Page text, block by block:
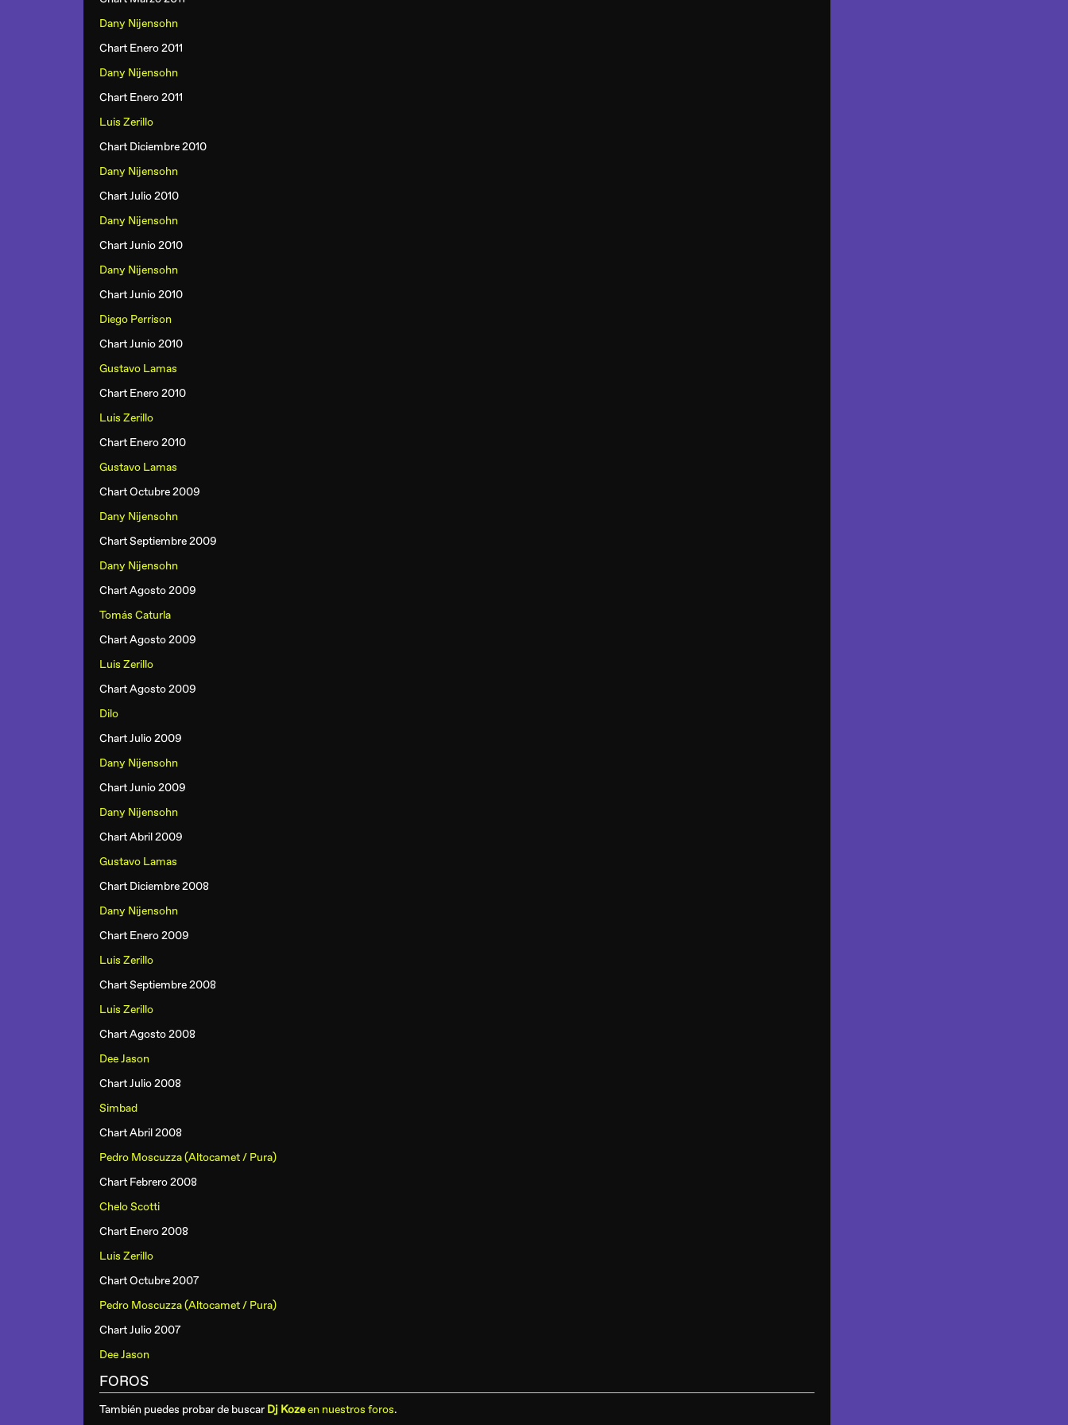
Dany Nijensohn
Chart Enero 2011
Dany Nijensohn
Chart Enero 2011
Luis Zerillo
Chart Diciembre 2010
Dany Nijensohn
Chart Julio 2010
Dany Nijensohn
Chart Junio 2010
Dany Nijensohn
Chart Junio 2010
Diego Perrison
Chart Junio 2010
Gustavo Lamas
Chart Enero 2010
Luis Zerillo
Chart Enero 2010
Gustavo Lamas
Chart Octubre 2009
Dany Nijensohn
Chart Septiembre 2009
Dany Nijensohn
Chart Agosto 2009
Tomás Caturla
Chart Agosto 2009
Luis Zerillo
Chart Agosto 2009
Dilo
Chart Julio 2009
Dany Nijensohn
Chart Junio 2009
Dany Nijensohn
Chart Abril 2009
Gustavo Lamas
Chart Diciembre 2008
Dany Nijensohn
Chart Enero 2009
Luis Zerillo
Chart Septiembre 2008
Luis Zerillo
Chart Agosto 2008
Dee Jason
Chart Julio 2008
Simbad
Chart Abril 2008
Pedro Moscuzza (Altocamet / Pura)
Chart Febrero 2008
Chelo Scotti
Chart Enero 2008
Luis Zerillo
Chart Octubre 2007
Pedro Moscuzza (Altocamet / Pura)
Chart Julio 2007
Dee Jason
FOROS
También puedes probar de buscar Dj Kozeen nuestros foros.